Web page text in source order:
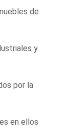
de
y
por la
en ellos